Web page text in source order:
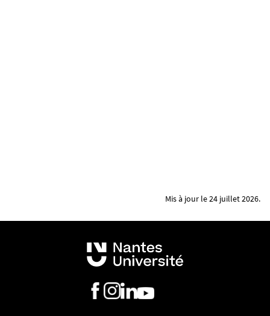
Mis à jour le 24 juillet 2026.